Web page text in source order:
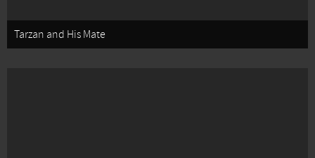
Tarzan and His Mate